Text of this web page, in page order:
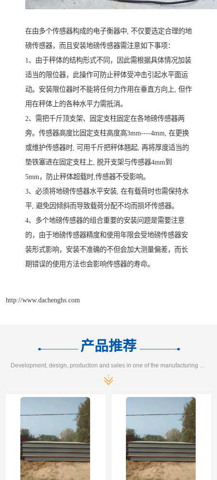
在由多个传感器构成的电子衡器中, 不仅要选定合理的地
磅传感器，而且安装地磅传感器需注意如下事项：
1、由于秤体的结构形式不同，因此需根据具体情况加装
适当的限位器，此操作可防止秤体受冲击引起水平面运
动。安装限位器时不能将任何力作用在垂直方向上, 但作
用在秤体上的各种水平力需抵消。
2、需把千斤顶支架、固定支柱固定在各地磅传感器两
旁。传感器高度比固定支柱高度高3mm----4mm, 在更换
或维护传感器时, 可用千斤把秤体翘起, 再将厚度适当的
垫铁塞进在固定支柱上, 脱开支架与传感器4mm到
5mm，防止秤体超载时,传感器不受影响。
3、必须将地磅传感器水平安装, 在有载荷时也需保持水
平, 避免因倾斜而导致载荷分配不均而损坏传感器。
4、多个地磅传感器的组合重要的安装问题是需要注意
的，由于地磅传感器精度和使用年限会受地磅传感器安
装形式影响，安装不准确的不但会加大测量偏差，而长
期错误的使用方法也会影响传感器的寿命。
http://www.dachenghs.com
产品推荐
Development, design, production and sales in one of the manufacturing enterprises